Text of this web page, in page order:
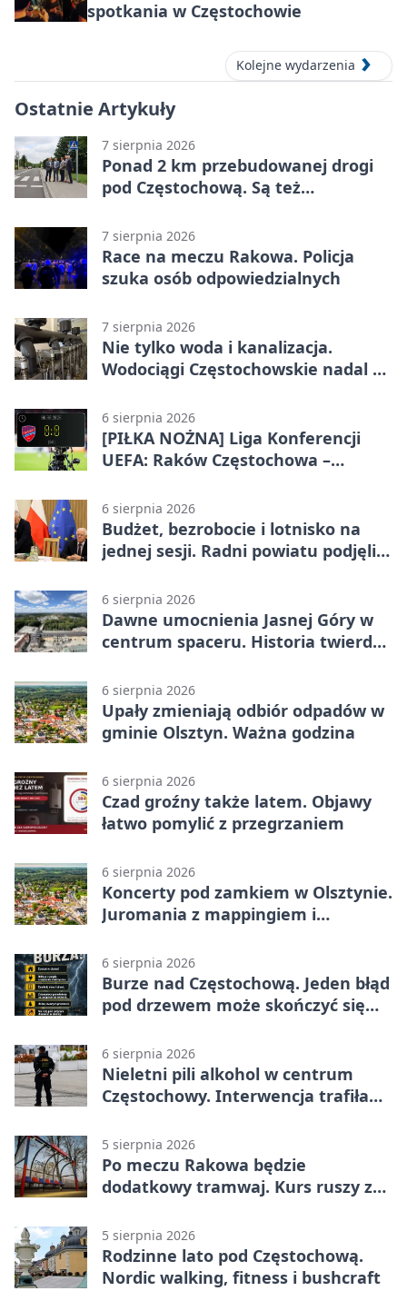
spotkania w Częstochowie
Kolejne wydarzenia
Ostatnie Artykuły
7 sierpnia 2026
Ponad 2 km przebudowanej drogi
pod Częstochową. Są też
7 sierpnia 2026
Race na meczu Rakowa. Policja
szuka osób odpowiedzialnych
7 sierpnia 2026
Nie tylko woda i kanalizacja.
Wodociągi Częstochowskie nadal w
6 sierpnia 2026
[PIŁKA NOŻNA] Liga Konferencji
UEFA: Raków Częstochowa –
meczu III rundy eliminacji
6 sierpnia 2026
Budżet, bezrobocie i lotnisko na
jednej sesji. Radni powiatu podjęli
6 sierpnia 2026
Dawne umocnienia Jasnej Góry w
centrum spaceru. Historia twierdzy
6 sierpnia 2026
Upały zmieniają odbiór odpadów w
gminie Olsztyn. Ważna godzina
6 sierpnia 2026
Czad groźny także latem. Objawy
łatwo pomylić z przegrzaniem
6 sierpnia 2026
Koncerty pod zamkiem w Olsztynie.
Juromania z mappingiem i
6 sierpnia 2026
Burze nad Częstochową. Jeden błąd
pod drzewem może skończyć się
6 sierpnia 2026
Nieletni pili alkohol w centrum
Częstochowy. Interwencja trafiła
5 sierpnia 2026
Po meczu Rakowa będzie
dodatkowy tramwaj. Kurs ruszy ze
5 sierpnia 2026
Rodzinne lato pod Częstochową.
Nordic walking, fitness i bushcraft